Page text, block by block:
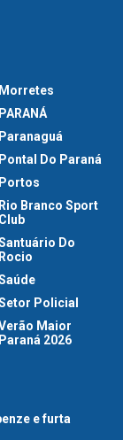
Morretes
PARANÁ
Paranaguá
Pontal Do Paraná
Portos
Rio Branco Sport
Club
Do
Rocio
Policial
Maior
Paraná 2026
e furta